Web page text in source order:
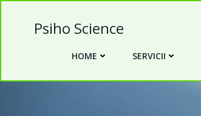
Psiho Science
HOME SERVICII